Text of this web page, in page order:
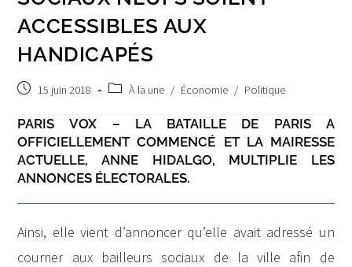
ACCESSIBLES AUX
HANDICAPÉS
Post15 juin 2018
PostÀ la une / Économie / Politique
PARIS VOX – LA BATAILLE DE PARIS A
OFFICIELLEMENT COMMENCÉ ET LA MAIRESSE
ACTUELLE, ANNE HIDALGO, MULTIPLIE LES
ANNONCES ÉLECTORALES.
Ainsi, elle vient d’annoncer qu’elle avait adressé un
courrier aux bailleurs sociaux de la ville afin de